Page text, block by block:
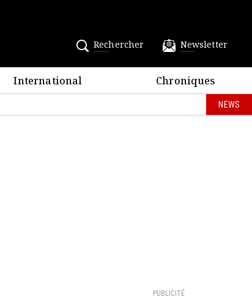
Rechercher Newsletter
International Chroniques
NEWS
PUBLICITÉ